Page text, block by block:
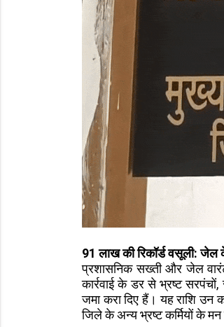
91 लाख की रिकॉर्ड वसूली: जेल
प्रशासनिक सख्ती और जेल
कार्रवाई के डर से भ्रष्ट
जमा करा दिए हैं। यह राशि उन
जिले के अन्य भ्रष्ट कर्मियों के मन